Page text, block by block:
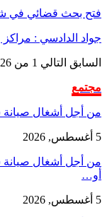
فتح بحث قضائي في
جواد الدادسي :
السابق التالي 1 من 26
مجتمع
من أجل أشغال صيانة
5 أغسطس, 2026
من أجل أشغال صيانة
أو…
5 أغسطس, 2026